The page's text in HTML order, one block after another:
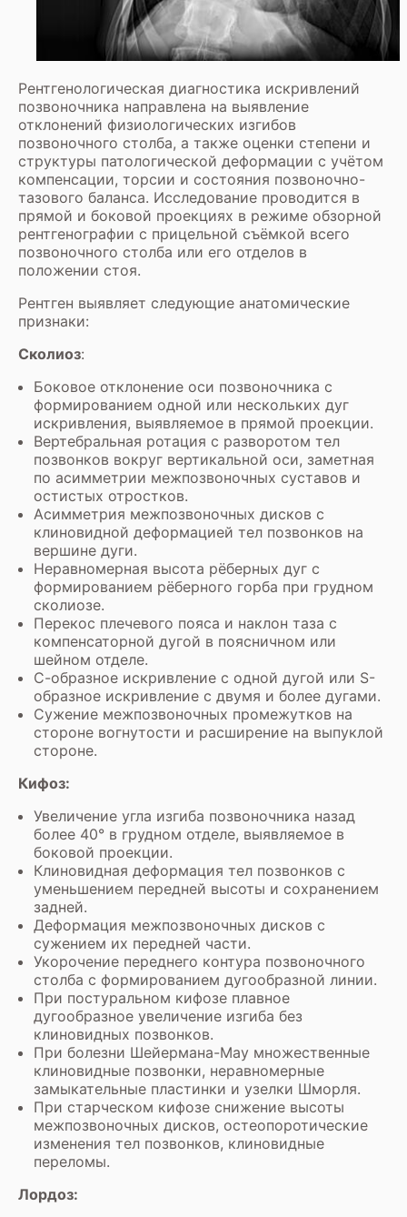
Рентгенологическая диагностика искривлений
позвоночника направлена на выявление
отклонений физиологических изгибов
позвоночного столба, а также оценки степени и
структуры патологической деформации с учётом
компенсации, торсии и состояния позвоночно-
тазового баланса. Исследование проводится в
прямой и боковой проекциях в режиме обзорной
рентгенографии с прицельной съёмкой всего
позвоночного столба или его отделов в
положении стоя.
Рентген выявляет следующие анатомические
признаки:
Сколиоз:
Боковое отклонение оси позвоночника с
формированием одной или нескольких дуг
искривления, выявляемое в прямой проекции.
Вертебральная ротация с разворотом тел
позвонков вокруг вертикальной оси, заметная
по асимметрии межпозвоночных суставов и
остистых отростков.
Асимметрия межпозвоночных дисков с
клиновидной деформацией тел позвонков на
вершине дуги.
Неравномерная высота рёберных дуг с
формированием рёберного горба при грудном
сколиозе.
Перекос плечевого пояса и наклон таза с
компенсаторной дугой в поясничном или
шейном отделе.
С-образное искривление с одной дугой или S-
образное искривление с двумя и более дугами.
Сужение межпозвоночных промежутков на
стороне вогнутости и расширение на выпуклой
стороне.
Кифоз:
Увеличение угла изгиба позвоночника назад
более 40° в грудном отделе, выявляемое в
боковой проекции.
Клиновидная деформация тел позвонков с
уменьшением передней высоты и сохранением
задней.
Деформация межпозвоночных дисков с
сужением их передней части.
Укорочение переднего контура позвоночного
столба с формированием дугообразной линии.
При постуральном кифозе плавное
дугообразное увеличение изгиба без
клиновидных позвонков.
При болезни Шейермана-Мау множественные
клиновидные позвонки, неравномерные
замыкательные пластинки и узелки Шморля.
При старческом кифозе снижение высоты
межпозвоночных дисков, остеопоротические
изменения тел позвонков, клиновидные
переломы.
Лордоз: